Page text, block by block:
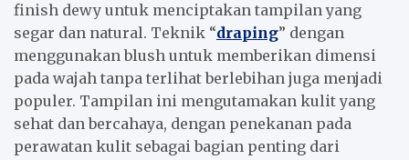
finish dewy untuk menciptakan tampilan yang
segar dan natural. Teknik “draping” dengan
menggunakan blush untuk memberikan dimensi
pada wajah tanpa terlihat berlebihan juga menjadi
populer. Tampilan ini mengutamakan kulit yang
sehat dan bercahaya, dengan penekanan pada
perawatan kulit sebagai bagian penting dari